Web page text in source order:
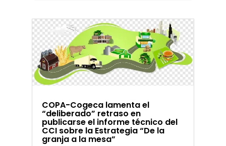
COPA-Cogeca lamenta el
“deliberado” retraso en
publicarse el informe técnico del
CCI sobre la Estrategia “De la
granja a la mesa”